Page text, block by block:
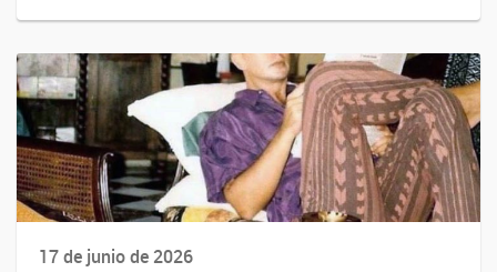
17 de junio de 2026